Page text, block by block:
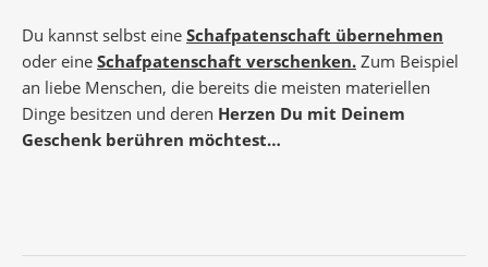
Du kannst selbst eine Schafpatenschaft übernehmen
oder eine Schafpatenschaft verschenken. Zum Beispiel
an liebe Menschen, die bereits die meisten materiellen
Dinge besitzen und deren Herzen Du mit Deinem
Geschenk berühren möchtest…